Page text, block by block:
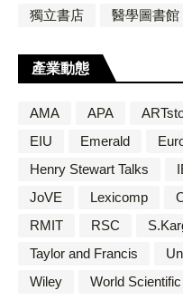
獨立書店
醫學圖書館
產業動態
AMA APA
EIU
Emerald
Henry Stewart Talks
JoVE
Lexicomp
RMIT
RSC
Taylor and Francis
Wiley
World Scientific